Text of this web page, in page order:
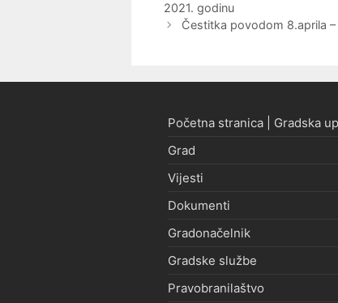
objava
2021. godinu
Čestitka povodom 8.aprila
Početna stranica | Gradska
Grad
Vijesti
Dokumenti
Gradonačelnik
Gradske službe
Pravobranilaštvo